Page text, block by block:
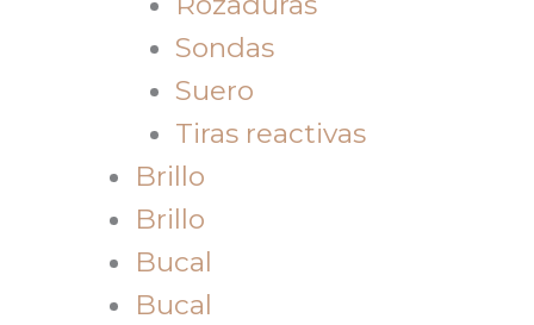
Sondas
Suero
Tiras reactivas
Brillo
Brillo
Bucal
Bucal